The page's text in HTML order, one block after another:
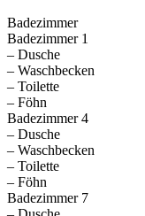
Badezimmer
Badezimmer 1
– Dusche
– Waschbecken
– Toilette
– Föhn
Badezimmer 4
– Dusche
– Waschbecken
– Toilette
– Föhn
Badezimmer 7